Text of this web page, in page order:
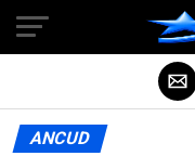
ANCUD
Salir